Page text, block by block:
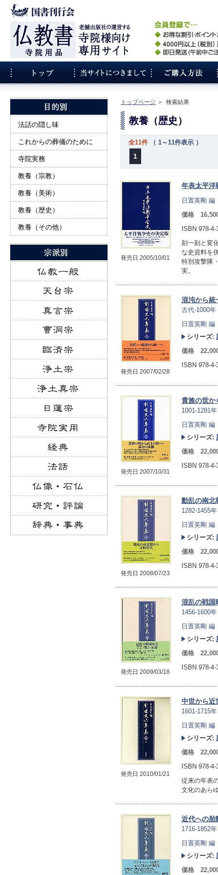
トップページ ＞ 検索結果
教養（歴史）
全11件 （ 1～11件表示 ）
1
発売日 2005/10/01
年表太平洋
日置英剛 編
価格
ISBN 978-
刻一刻と変
な史資料を
特別攻撃隊
実。
発売日 2007/02/28
混沌から統
古代-1000年
日置英剛 編
シリーズ:
価格
ISBN 978-
発売日 2007/10/31
貴族の世か
1001-1281年
日置英剛 編
シリーズ:
価格
ISBN 978-
発売日 2008/07/23
動乱の南北
1282-1455年
日置英剛 編
シリーズ:
価格
ISBN 978-
発売日 2009/03/18
混乱の戦
1456‐1600年
日置英剛 編
シリーズ:
価格
ISBN 978-
発売日 2010/01/21
中世から近
1601-1715
日置英剛 編
シリーズ:
価格
ISBN 978-
従来の年表
文化のあら
近代への胎
1716-1852
日置英剛 編
シリーズ:
価格
法話の隠し味
これからの葬儀のために
寺院実務
教養（宗教）
教養（美術）
教養（歴史）
教養（その他）